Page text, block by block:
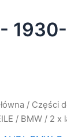
/ Części
/ BMW / 2 x